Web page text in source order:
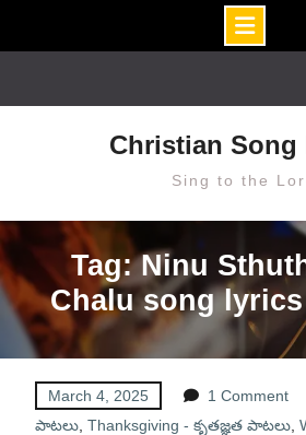
Christian Song
Sing to the
Tag: Ninu
Chalu song
March 4, 2025 1 Comment
పాటలు, Thanksgiving - కృతజ్ఞత పాటలు,